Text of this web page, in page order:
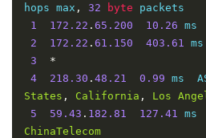
hops max , 32 byte packets
1
172.22 . 65.200 10.26 ms
2
172.22 . 61.150 403.61
3
*
4
218.30 . 48.21 0.99 ms
States , California , Los
5
59.43 . 182.81 127.41 ms
ChinaTelecom